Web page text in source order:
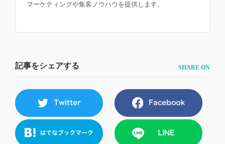
マーケティングや集客ノウハウを提供します。
記事をシェアする